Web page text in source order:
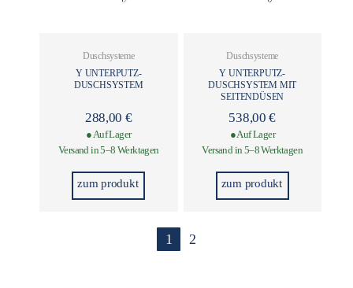
Duschsysteme
Y UNTERPUTZ-
DUSCHSYSTEM
288,00 €
● Auf Lager
Versand in 5–8 Werktagen
zum produkt
Duschsysteme
Y UNTERPUTZ-
DUSCHSYSTEM MIT
SEITENDÜSEN
538,00€
● Auf Lager
Versand in 5–8 Werktagen
zum produkt
1 2